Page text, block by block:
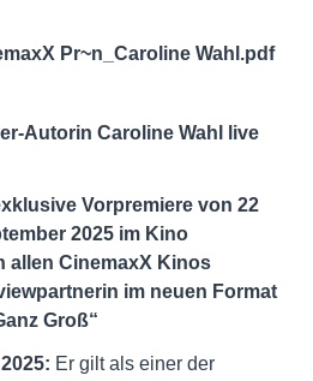
Pr~n_Caroline Wahl.pdf
Autorin Caroline Wahl live
Vorpremiere von 22
2025 im Kino
allen CinemaxX Kinos
im neuen Format
Groß“
Er gilt als einer der